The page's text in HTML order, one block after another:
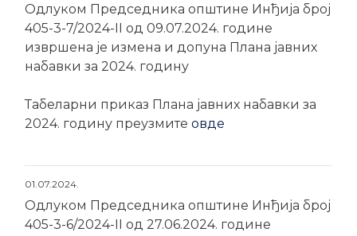
Одлуком Председника општине Инђија број
405-3-7/2024-II од 09.07.2024. године
извршена је измена и допуна Плана јавних
набавки за 2024. годину
Табеларни приказ Плана јавних набавки за
2024. годину преузмите овде
01.07.2024.
Одлуком Председника општине Инђија број
405-3-6/2024-II од 27.06.2024. године